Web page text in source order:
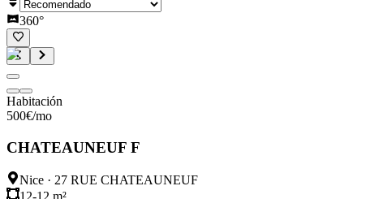
360°
Habitación
500€/mo
CHATEAUNEUF F
Nice · 27 RUE CHATEAUNEUF